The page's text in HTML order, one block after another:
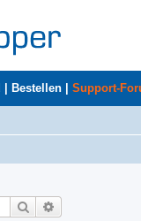
Bestellen Support-
Suche